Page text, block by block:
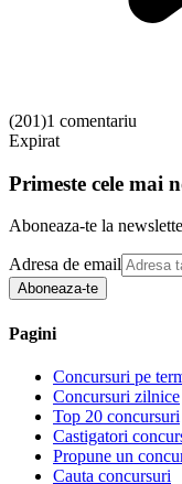
(201)1 comentariu
Expirat
Primeste cele mai
Aboneaza-te la
Adresa de email
Aboneaza-te
Pagini
Concursuri pe
Concursuri zilnice
Top 20 concursuri
Castigatori
Propune un
Cauta concursuri